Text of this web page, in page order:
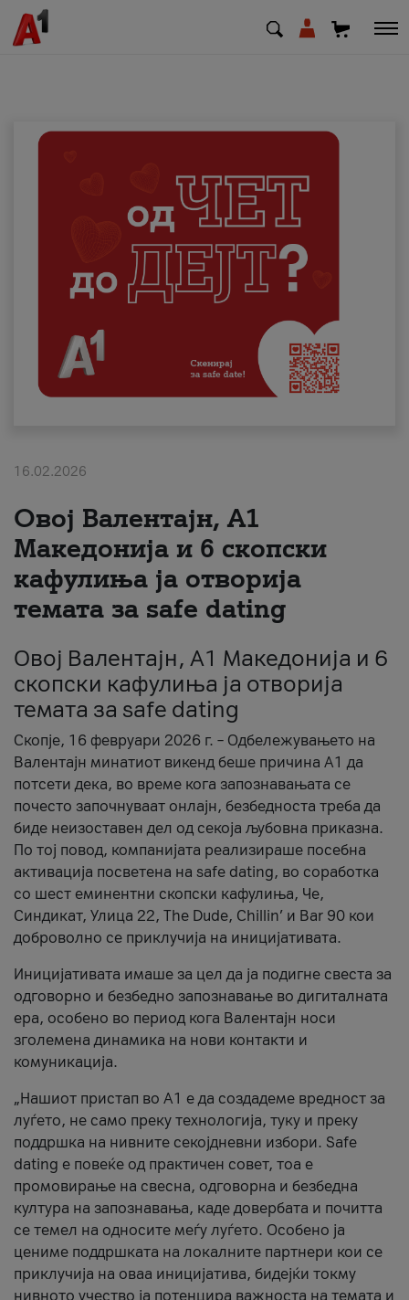
Деловни
Поддршка
Надополни кредит
Плати сметка
#ПодобарОнлајн
16.02.2026
Овој Валентајн, A1
Македонија и 6 скопски
кафулиња ја отворија
темата за safe dating
Овој Валентајн, A1 Македонија и 6
скопски кафулиња ја отворија
темата за safe dating
Скопје, 16 февруари 2026 г. – Одбележувањето на
Валентајн минатиот викенд беше причина А1 да
потсети дека, во време кога запознавањата се
почесто започнуваат онлајн, безбедноста треба да
биде неизоставен дел од секоја љубовна приказна.
По тој повод, компанијата реализираше посебна
активација посветена на safe dating, во соработка
со шест еминентни скопски кафулиња, Че,
Синдикат, Улица 22, The Dude, Chillin’ и Bar 90 кои
доброволно се приклучија на иницијативата.
Иницијативата имаше за цел да ја подигне свеста за
одговорно и безбедно запознавање во дигиталната
ера, особено во период кога Валентајн носи
зголемена динамика на нови контакти и
комуникација.
„Нашиот пристап во А1 е да создадеме вредност за
луѓето, не само преку технологија, туку и преку
поддршка на нивните секојдневни избори. Safe
dating е повеќе од практичен совет, тоа е
промовирање на свесна, одговорна и безбедна
култура на запознавања, каде довербата и почитта
се темел на односите меѓу луѓето. Особено ја
цениме поддршката на локалните партнери кои се
приклучија на оваа иницијатива, бидејќи токму
нивното учество ја потенцира важноста на темата и